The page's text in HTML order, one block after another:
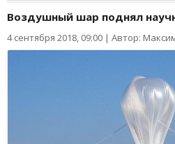
Воздушный шар поднял
4 сентября 2018, 09:00 | Автор: